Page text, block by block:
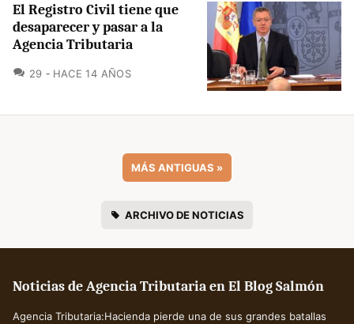
El Registro Civil tiene que
desaparecer y pasar a la
Agencia Tributaria
29 COMENTARIOS
HACE 14 AÑOS
MÁS ANTIGUAS »
ARCHIVO DE NOTICIAS
Noticias de Agencia Tributaria en El Blog Salmón
Agencia Tributaria:Hacienda pierde una de sus grandes batallas